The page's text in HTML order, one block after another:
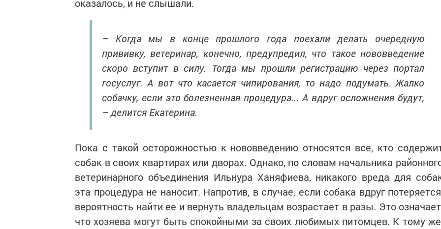
оказалось, и не слышали.
– Когда мы в конце прошлого года поехали делать очередную
прививку, ветеринар, конечно, предупредил, что такое нововведение
скоро вступит в силу. Тогда мы прошли регистрацию через портал
госуслуг. А вот что касается чипирования, то надо подумать. Жалко
собачку, если это болезненная процедура... А вдруг осложнения будут,
– делится Екатерина.
Пока с такой осторожностью к нововведению относятся все, кто
собак в своих квартирах или дворах. Однако, по словам начальника
ветеринарного объединения Ильнура Ханяфиева, никакого вреда для
эта процедура не наносит. Напротив, в случае, если собака вдруг
вероятность найти ее и вернуть владельцам возрастает в разы. Это
что хозяева могут быть спокойными за своих любимых питомцев. К тому